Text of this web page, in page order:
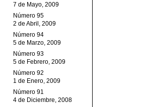
7 de Mayo, 2009
Número 95
2 de Abril, 2009
Número 94
5 de Marzo, 2009
Número 93
5 de Febrero, 2009
Número 92
1 de Enero, 2009
Número 91
4 de Diciembre, 2008